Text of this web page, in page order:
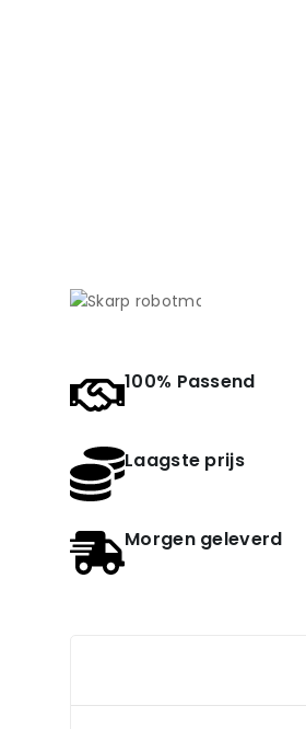
100% Passend
Laagste prijs
Morgen geleverd